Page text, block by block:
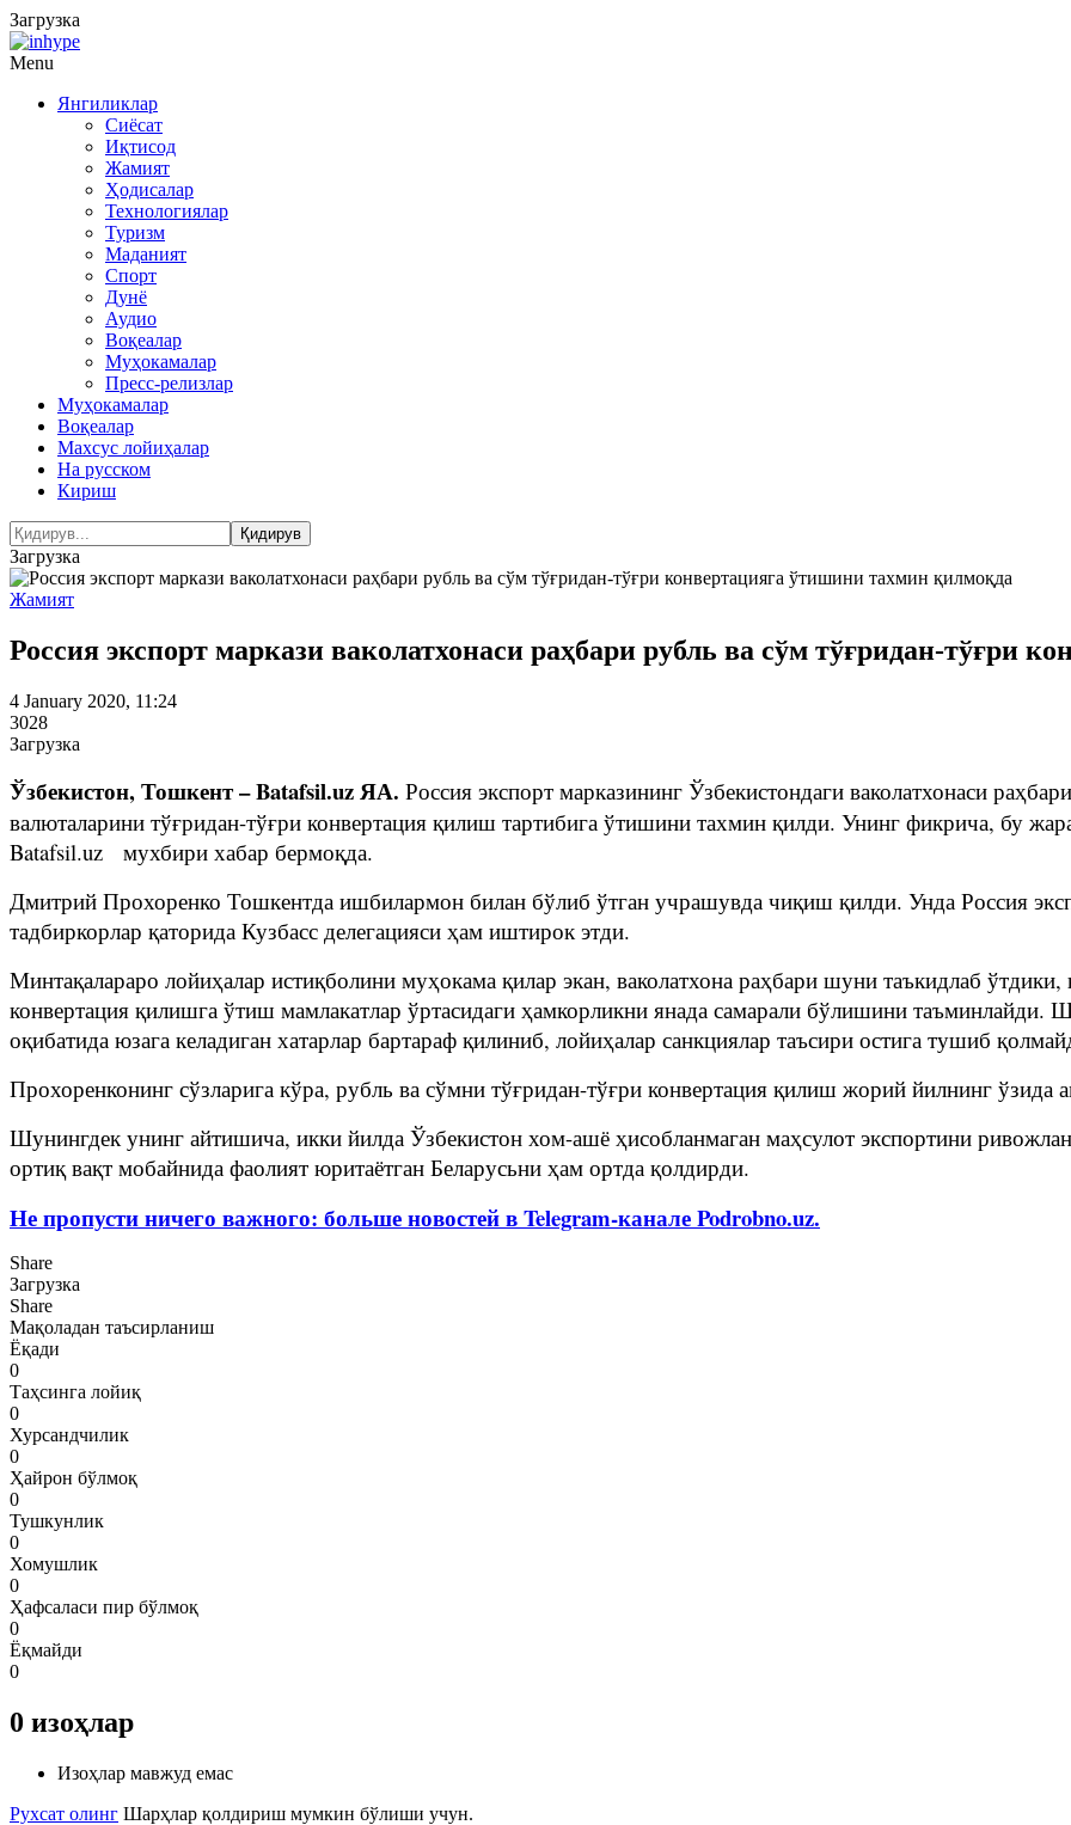
Загрузка
Menu
Янгиликлар
Сиёсат
Иқтисод
Жамият
Ҳодисалар
Технологиялар
Туризм
Маданият
Спорт
Дунё
Аудио
Воқеалар
Муҳокамалар
Пресс-релизлар
Муҳокамалар
Воқеалар
Махсус лойиҳалар
На русском
Кириш
Загрузка
Жамият
Россия экспорт маркази ваколатхонаси раҳбари рубль ва сўм тўғридан-тўғри
4 January 2020, 11:24
3028
Загрузка
Ўзбекистон, Тошкент – Batafsil.uz ЯА. Россия экспорт марказининг Ўзбекистондаги ваколатхонаси
валюталарини тўғридан-тўғри конвертация қилиш тартибига ўтишини тахмин қилди. Унинг фикрича, бу
Batafsil.uz мухбири хабар бермоқда.
Дмитрий Прохоренко Тошкентда ишбилармон билан бўлиб ўтган учрашувда чиқиш қилди. Унда Россия
тадбиркорлар қаторида Кузбасс делегацияси ҳам иштирок этди.
Минтақалараро лойиҳалар истиқболини муҳокама қилар экан, ваколатхона раҳбари шуни таъкидлаб
конвертация қилишга ўтиш мамлакатлар ўртасидаги ҳамкорликни янада самарали бўлишини таъминлайди.
оқибатида юзага келадиган хатарлар бартараф қилиниб, лойиҳалар санкциялар таъсири остига тушиб
Прохоренконинг сўзларига кўра, рубль ва сўмни тўғридан-тўғри конвертация қилиш жорий йилнинг
Шунингдек унинг айтишича, икки йилда Ўзбекистон хом-ашё ҳисобланмаган маҳсулот экспортини
ортиқ вақт мобайнида фаолият юритаётган Беларусьни ҳам ортда қолдирди.
Не пропусти ничего важного: больше новостей в Telegram-канале Podrobno.uz.
Share
Загрузка
Share
Мақоладан таъсирланиш
Ёқади
0
Таҳсинга лойиқ
0
Хурсандчилик
0
Ҳайрон бўлмоқ
0
Тушкунлик
0
Хомушлик
0
Ҳафсаласи пир бўлмоқ
0
Ёқмайди
0
0 изоҳлар
Изоҳлар мавжуд емас
Рухсат олинг Шарҳлар қолдириш мумкин бўлиши учун.